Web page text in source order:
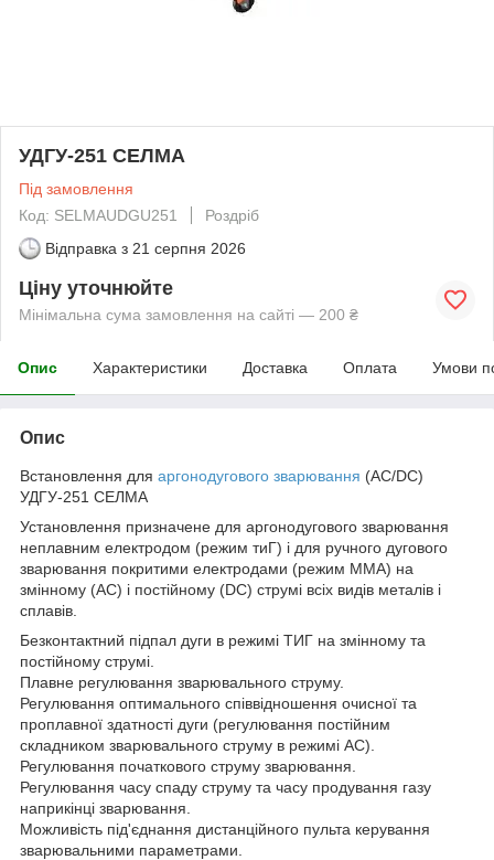
УДГУ-251 СЕЛМА
Під замовлення
Код: SELMAUDGU251
Роздріб
Відправка з 21 серпня 2026
Ціну уточнюйте
Мінімальна сума замовлення на сайті — 200 ₴
Опис Характеристики Доставка Оплата Умови
Опис
Встановлення для аргонодугового зварювання (AC/DC)
УДГУ-251 СЕЛМА
Установлення призначене для аргонодугового зварювання
неплавним електродом (режим тиГ) і для ручного дугового
зварювання покритими електродами (режим ММА) на
змінному (AC) і постійному (DC) струмі всіх видів металів і
сплавів.
Безконтактний підпал дуги в режимі ТИГ на змінному та
постійному струмі.
Плавне регулювання зварювального струму.
Регулювання оптимального співвідношення очисної та
проплавної здатності дуги (регулювання постійним
складником зварювального струму в режимі АС).
Регулювання початкового струму зварювання.
Регулювання часу спаду струму та часу продування газу
наприкінці зварювання.
Можливість під'єднання дистанційного пульта керування
зварювальними параметрами.